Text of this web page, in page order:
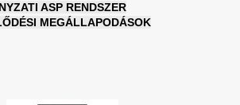
ASP RENDSZER
MEGÁLLAPODÁSOK